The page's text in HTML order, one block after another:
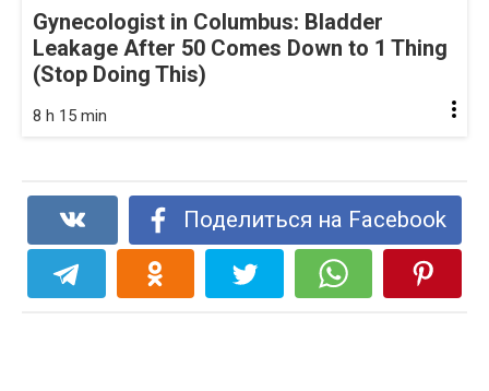
Gynecologist in Columbus: Bladder
Leakage After 50 Comes Down to 1 Thing
(Stop Doing This)
8 h 15 min
Поделиться на Facebook